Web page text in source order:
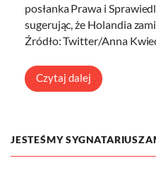
posłanka Prawa i
sugerując, że Holandia
Źródło: Twitter/Anna
Czytaj dalej
JESTEŚMY